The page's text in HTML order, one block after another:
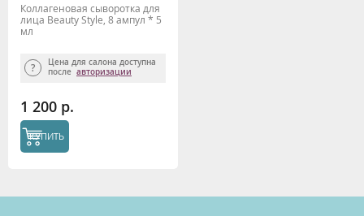
Коллагеновая сыворотка для
лица Beauty Style, 8 ампул * 5
мл
Цена для салона доступна
после авторизации
1 200 р.
КУПИТЬ